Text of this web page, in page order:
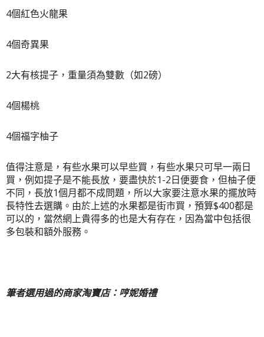
4個紅色火龍果
4個奇異果
2大有核提子， 重量須為雙數（如2磅）
4個楊桃
4個福字柚子
值得注意是，有些水果可以早些買，有些水果只可早一兩日
買，例如提子是不能長放，要盡快於1-2日便要食，但柚子便
不同，長放1個月都不成問題，所以大家要注意水果的擺放時
長特性去選購。由於上述的水果都是街市買，預算$400都是
可以的，當然網上貴得多的也是大有存在，因為當中包括很
多包裝和額外服務。
筆者選用過的商家淘寶店：哼妮婚禮